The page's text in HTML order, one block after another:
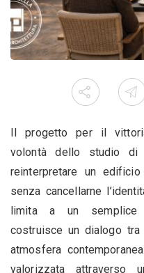
Il progetto per il
volontà dello studio di
reinterpretare un
senza cancellarne
limita a un semplice
costruisce un dialogo tra
atmosfera
valorizzata attraverso